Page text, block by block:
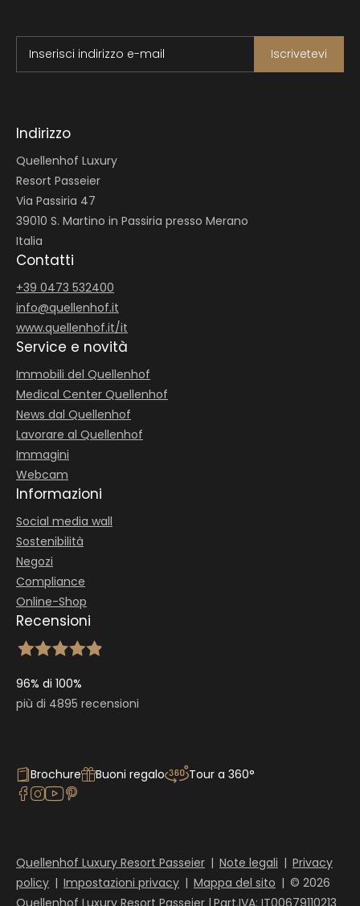
DAY SPA & COLAZIONE & CENA
da 215,00 €
Godetevi una pausa rilassante con una day spa
inclusa colazione a buffet e cena gourmet come
parte…
Mostra dettagli
Richiedi
PACCHETTO FAMIGLIA DAY SPA
da 330,00 €
Concedetevi una pausa rilassante con tutta la
famiglia in una day spa il
Mostra dettagli
Richiedi
Inserisci indirizzo e-mail Iscrivetevi
Indirizzo
Quellenhof Luxury
Resort Passeier
Via Passiria 47
39010 S. Martino in Passiria presso Merano
Italia
Contatti
+39 0473 532400
info@quellenhof.it
www.quellenhof.it/it
Service e novità
Immobili del Quellenhof
Medical Center Quellenhof
News dal Quellenhof
Lavorare al Quellenhof
Immagini
Webcam
Informazioni
Social media wall
Sostenibilità
Negozi
Compliance
Online-Shop
Recensioni
96% di 100%
più di 4895 recensioni
Brochure Buoni regalo Tour a 360°
Quellenhof Luxury Resort Passeier | Note legali | Privacy
policy | Impostazioni privacy | Mappa del sito | © 2026
Quellenhof Luxury Resort Passeier | Part.IVA: IT00679110213